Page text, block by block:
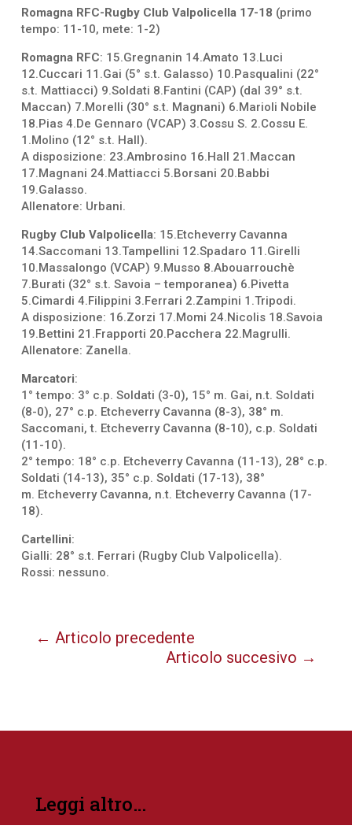
Romagna RFC-Rugby Club Valpolicella 17-18 (primo
tempo: 11-10, mete: 1-2)
Romagna RFC: 15.Gregnanin 14.Amato 13.Luci
12.Cuccari 11.Gai (5° s.t. Galasso) 10.Pasqualini (22°
s.t. Mattiacci) 9.Soldati 8.Fantini (CAP) (dal 39° s.t.
Maccan) 7.Morelli (30° s.t. Magnani) 6.Marioli Nobile
18.Pias 4.De Gennaro (VCAP) 3.Cossu S. 2.Cossu E.
1.Molino (12° s.t. Hall).
A disposizione: 23.Ambrosino 16.Hall 21.Maccan
17.Magnani 24.Mattiacci 5.Borsani 20.Babbi
19.Galasso.
Allenatore: Urbani.
Rugby Club Valpolicella: 15.Etcheverry Cavanna
14.Saccomani 13.Tampellini 12.Spadaro 11.Girelli
10.Massalongo (VCAP) 9.Musso 8.Abouarrouchè
7.Burati (32° s.t. Savoia – temporanea) 6.Pivetta
5.Cimardi 4.Filippini 3.Ferrari 2.Zampini 1.Tripodi.
A disposizione: 16.Zorzi 17.Momi 24.Nicolis 18.Savoia
19.Bettini 21.Frapporti 20.Pacchera 22.Magrulli.
Allenatore: Zanella.
Marcatori:
1° tempo: 3° c.p. Soldati (3-0), 15° m. Gai, n.t. Soldati
(8-0), 27° c.p. Etcheverry Cavanna (8-3), 38° m.
Saccomani, t. Etcheverry Cavanna (8-10), c.p. Soldati
(11-10).
2° tempo: 18° c.p. Etcheverry Cavanna (11-13), 28° c.p.
Soldati (14-13), 35° c.p. Soldati (17-13), 38°
m. Etcheverry Cavanna, n.t. Etcheverry Cavanna (17-
18).
Cartellini:
Gialli: 28° s.t. Ferrari (Rugby Club Valpolicella).
Rossi: nessuno.
← Articolo precedente
Articolo succesivo →
Leggi altro…